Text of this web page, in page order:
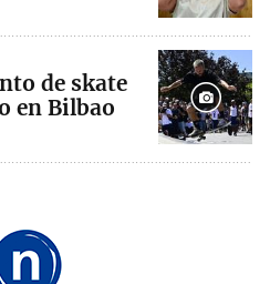
de skate
en Bilbao